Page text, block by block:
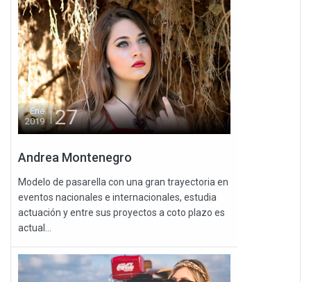
Ene
2019
27
Andrea Montenegro
Modelo de pasarella con una gran trayectoria en
eventos nacionales e internacionales, estudia
actuación y entre sus proyectos a coto plazo es
actual...